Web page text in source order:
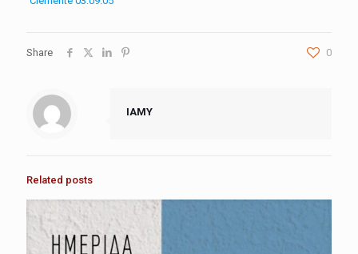
Share 0
IAMY
Related posts